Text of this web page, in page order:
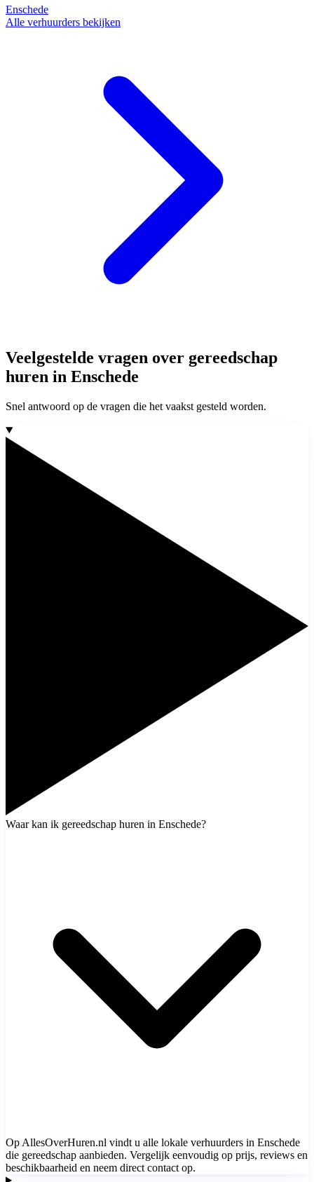
Enschede
Alle verhuurders bekijken
Veelgestelde vragen over gereedschap
huren in Enschede
Snel antwoord op de vragen die het vaakst gesteld worden.
Waar kan ik gereedschap huren in Enschede?
Op AllesOverHuren.nl vindt u alle lokale verhuurders in Enschede
die gereedschap aanbieden. Vergelijk eenvoudig op prijs, reviews en
beschikbaarheid en neem direct contact op.